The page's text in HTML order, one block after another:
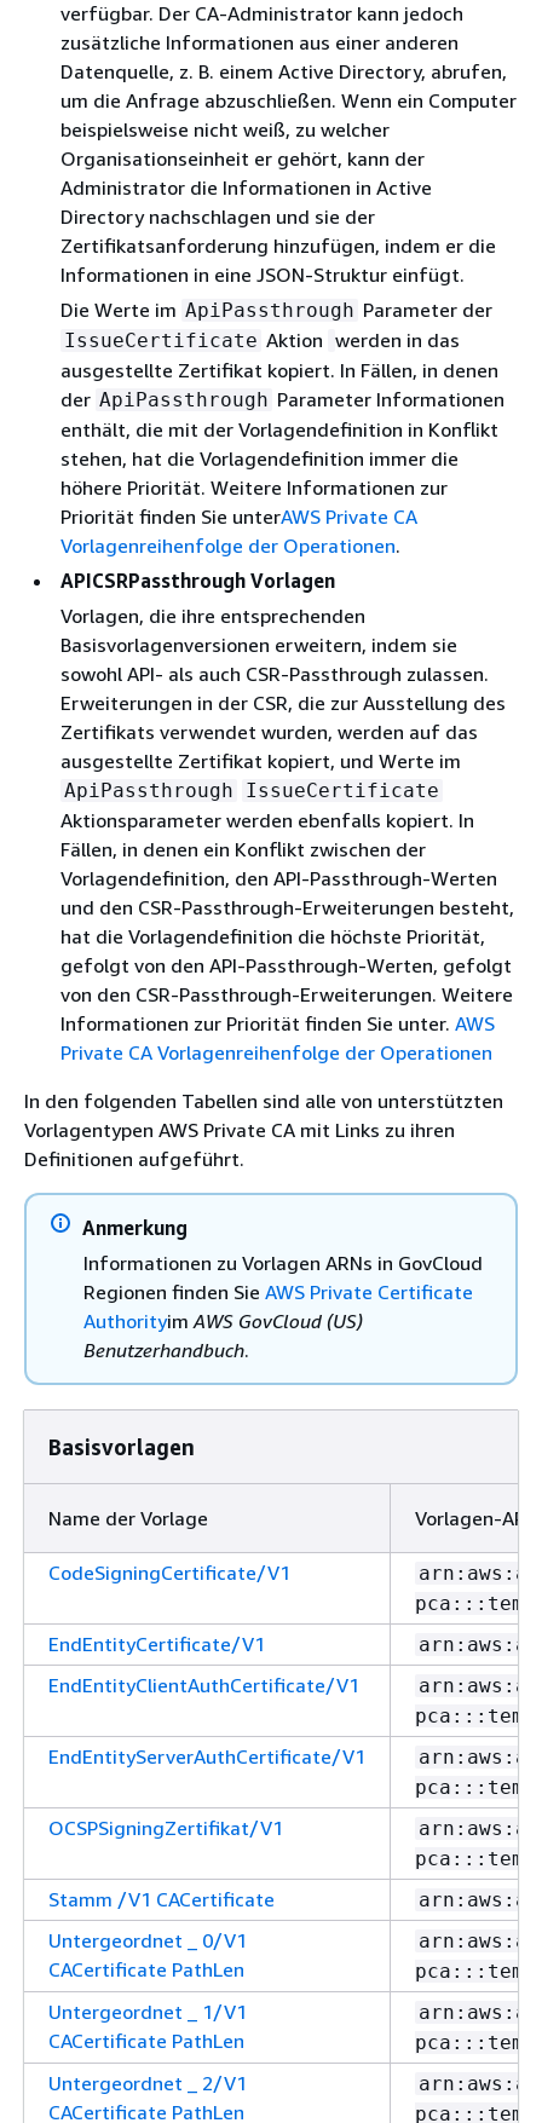
verfügbar. Der CA-Administrator kann jedoch
zusätzliche Informationen aus einer anderen
Datenquelle, z. B. einem Active Directory, abrufen,
um die Anfrage abzuschließen. Wenn ein Computer
beispielsweise nicht weiß, zu welcher
Organisationseinheit er gehört, kann der
Administrator die Informationen in Active
Directory nachschlagen und sie der
Zertifikatsanforderung hinzufügen, indem er die
Informationen in eine JSON-Struktur einfügt.
Die Werte im ApiPassthrough Parameter der
IssueCertificate Aktion werden in das
ausgestellte Zertifikat kopiert. In Fällen, in denen
der ApiPassthrough Parameter Informationen
enthält, die mit der Vorlagendefinition in Konflikt
stehen, hat die Vorlagendefinition immer die
höhere Priorität. Weitere Informationen zur
Priorität finden Sie unterAWS Private CA
Vorlagenreihenfolge der Operationen.
APICSRPassthrough Vorlagen
Vorlagen, die ihre entsprechenden
Basisvorlagenversionen erweitern, indem sie
sowohl API- als auch CSR-Passthrough zulassen.
Erweiterungen in der CSR, die zur Ausstellung des
Zertifikats verwendet wurden, werden auf das
ausgestellte Zertifikat kopiert, und Werte im
ApiPassthrough IssueCertificate
Aktionsparameter werden ebenfalls kopiert. In
Fällen, in denen ein Konflikt zwischen der
Vorlagendefinition, den API-Passthrough-Werten
und den CSR-Passthrough-Erweiterungen besteht,
hat die Vorlagendefinition die höchste Priorität,
gefolgt von den API-Passthrough-Werten, gefolgt
von den CSR-Passthrough-Erweiterungen. Weitere
Informationen zur Priorität finden Sie unter. AWS
Private CA Vorlagenreihenfolge der Operationen
In den folgenden Tabellen sind alle von unterstützten
Vorlagentypen AWS Private CA mit Links zu ihren
Definitionen aufgeführt.
Anmerkung
Informationen zu Vorlagen ARNs in GovCloud
Regionen finden Sie AWS Private Certificate
AuthorityimAWS GovCloud (US)
Benutzerhandbuch.
Basisvorlagen
Name der Vorlage Vorlagen-ARN
CodeSigningCertificate/V1
EndEntityCertificate/V1
EndEntityClientAuthCertificate/V1
EndEntityServerAuthCertificate/V1
OCSPSigningZertifikat/V1
Stamm /V1 CACertificate
Untergeordnet _ 0/V1
CACertificate PathLen
Untergeordnet _ 1/V1
CACertificate PathLen
Untergeordnet _ 2/V1
CACertificate PathLen